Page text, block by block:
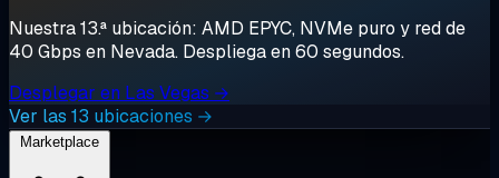
Nuestra 13.ª ubicación: AMD EPYC, NVMe puro y red de
40 Gbps en Nevada. Despliega en 60 segundos.
Desplegar en Las Vegas →
Ver las 13 ubicaciones →